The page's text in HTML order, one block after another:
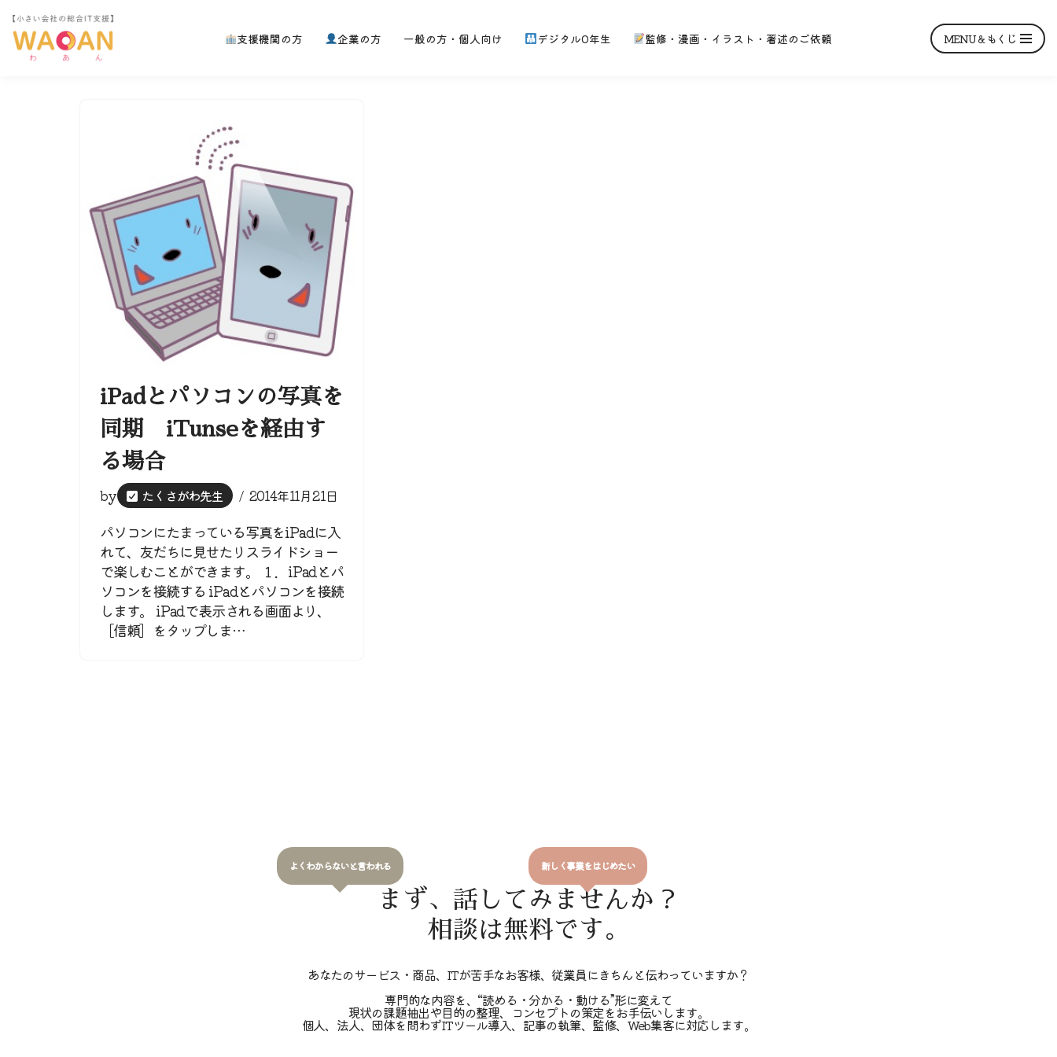
コ
支援機関の方 企業の方 一般の方・個人向け デジタル0年生 監修・漫画・イラスト・著述のご依頼 MENU＆もくじ
iPadとパソコンの写真を
同期 iTunseを経由す
る場合
by たくさがわ先生 2014年11月21日
パソコンにたまっている写真をiPadに入
れて、友だちに見せたりスライドショー
で楽しむことができます。 １．iPadとパ
ソコンを接続する iPadとパソコンを接続
します。 iPadで表示される画面より、
［信頼］をタップしま…
よくわからないと言われる 新しく事業をはじめたい
まず、話してみませんか？
相談は無料です。
あなたのサービス・商品、ITが苦手なお客様、従業員にきちんと伝わっていますか？
専門的な内容を、“読める・分かる・動ける”形に変えて
現状の課題抽出や目的の整理、コンセプトの策定をお手伝いします。
個人、法人、団体を問わずITツール導入、記事の執筆、監修、Web集客に対応します。